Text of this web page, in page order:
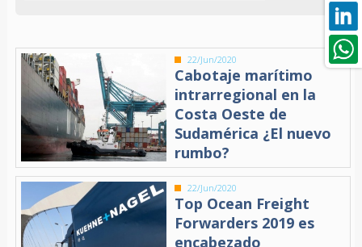
22/Jun/2020
Cabotaje marítimo
intrarregional en la
Costa Oeste de
Sudamérica ¿El nuevo
rumbo?
22/Jun/2020
Top Ocean Freight
Forwarders 2019 es
encabezado